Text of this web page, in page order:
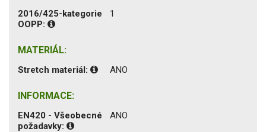
2016/425-kategorie
OOPP:
1
MATERIÁL:
Stretch materiál: ANO
INFORMACE:
EN420 - Všeobecné
požadavky:
ANO